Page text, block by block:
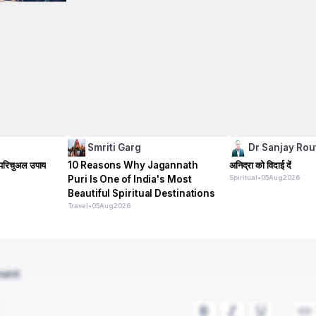
उपाय
Smriti Garg
10 Reasons Why Jagannath
Puri Is One of India's Most
Beautiful Spiritual Destinations
Travel•05Aug2026
Dr Sanjay
अनिद्रा को विदाई दें
Spiritual•05Aug2026